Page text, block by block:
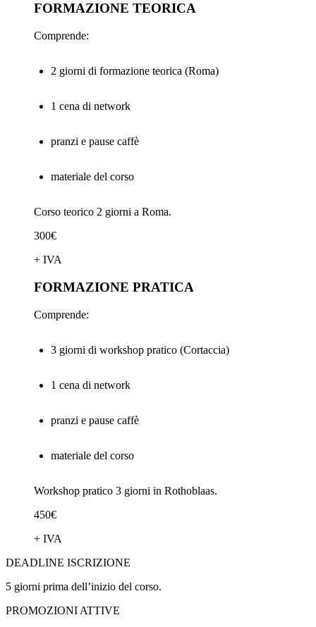
FORMAZIONE TEORICA
Comprende:
2 giorni di formazione teorica (Roma)
1 cena di network
pranzi e pause caffè
materiale del corso
Corso teorico 2 giorni a Roma.
300€
+ IVA
FORMAZIONE PRATICA
Comprende:
3 giorni di workshop pratico (Cortaccia)
1 cena di network
pranzi e pause caffè
materiale del corso
Workshop pratico 3 giorni in Rothoblaas.
450€
+ IVA
DEADLINE ISCRIZIONE
5 giorni prima dell’inizio del corso.
PROMOZIONI ATTIVE